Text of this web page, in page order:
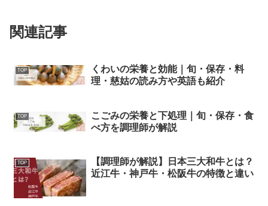
関連記事
TOP
くわいの栄養と効能｜旬・保存・料
理・慈姑の読み方や英語も紹介
TOP
こごみの栄養と下処理｜旬・保存・食
べ方を調理師が解説
TOP
【調理師が解説】日本三大和牛とは？
近江牛・神戸牛・松阪牛の特徴と違い